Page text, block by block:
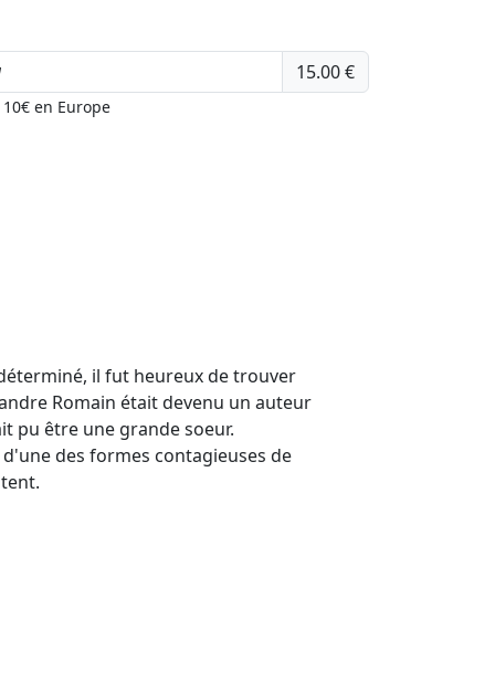
15.00 €
en Europe
il fut heureux de trouver
Romain était devenu un auteur
pu être une grande soeur.
des formes contagieuses de